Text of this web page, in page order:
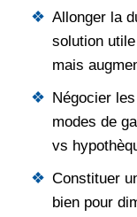
Allonger la
solution
mais
Négocier
modes de
vs
Constituer
bien pour